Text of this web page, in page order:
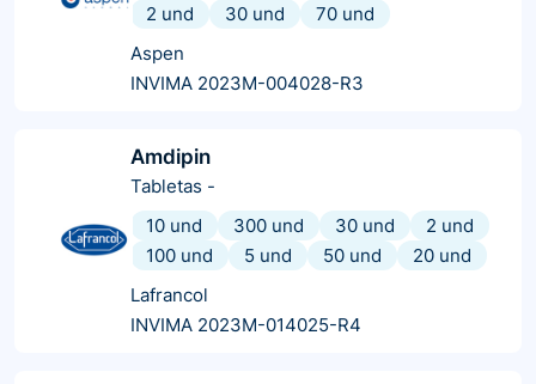
2 und
30 und
70 und
Aspen
INVIMA 2023M-004028-R3
Amdipin
Tabletas -
10 und
300 und 30 und
2 und
100 und
5 und 50 und
20 und
Lafrancol
INVIMA 2023M-014025-R4